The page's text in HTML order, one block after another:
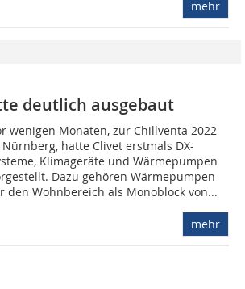
mehr
deut­lich ausgebaut
wenigen Monaten, zur Chillventa 2022
hatte Clivet erstmals DX-
Klimageräte und Wärmepumpen
Dazu gehören Wärmepumpen
den Wohnbereich als Monoblock von...
mehr